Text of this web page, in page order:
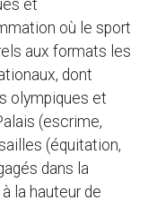
et
où le sport
aux formats les
dont
olympiques et
(escrime,
(équitation,
dans la
la hauteur de